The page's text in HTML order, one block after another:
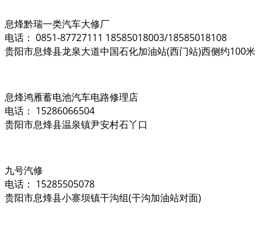
息烽黔瑞一类汽车大修厂
电话： 0851-87727111 18585018003/18585018108
贵阳市息烽县龙泉大道中国石化加油站(西门站)西侧约100米
息烽鸿雁蓄电池汽车电路修理店
电话： 15286066504
贵阳市息烽县温泉镇尹安村石丫口
九号汽修
电话： 15285505078
贵阳市息烽县小寨坝镇干沟组(干沟加油站对面)